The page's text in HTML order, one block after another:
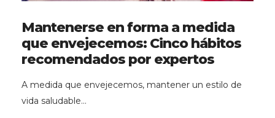
Mantenerse en forma a medida
que envejecemos: Cinco hábitos
recomendados por expertos
A medida que envejecemos, mantener un estilo de
vida saludable…